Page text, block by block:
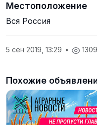
Местоположение
Вся Россия
5 сен 2019, 13:29 • 1309
Похожие